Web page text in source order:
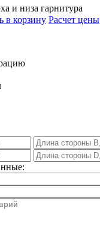
и низа гарнитура
в корзину Расчет цены